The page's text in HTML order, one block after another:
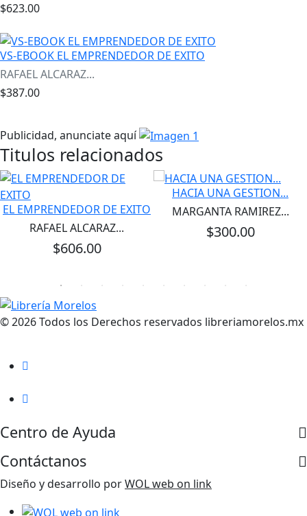
$623.00
VS-EBOOK EL EMPRENDEDOR DE EXITO
RAFAEL ALCARAZ...
$387.00
Publicidad, anunciate aquí
Titulos relacionados
EL EMPRENDEDOR DE EXITO
RAFAEL ALCARAZ...
$606.00
HACIA UNA GESTION...
MARGANTA RAMIREZ...
$300.00
© 2026 Todos los Derechos reservados libreriamorelos.mx
Centro de Ayuda
Contáctanos
Diseño y desarrollo porWOL web on link